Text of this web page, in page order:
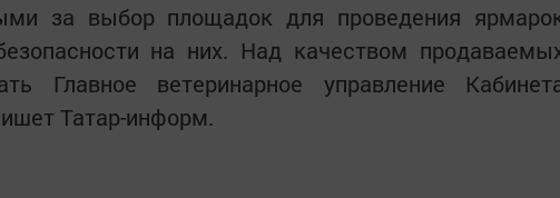
за выбор площадок для проведения
на них. Над качеством
Главное ветеринарное управление
Татар-информ.